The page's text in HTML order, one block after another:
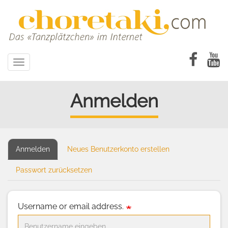
Toggle
navigation
Anmelden
Primary
tabs
Anmelden (aktiver
Reiter)
Neues Benutzerkonto erstellen
Passwort zurücksetzen
Username or email address.